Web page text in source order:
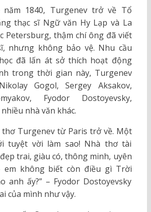
1840, Turgenev trở về Tổ
thạc sĩ Ngữ văn Hy Lạp và La
Petersburg, thậm chí ông đã viết
nhưng không bảo vệ. Nhu cầu
đã lấn át sở thích hoạt động
trong thời gian này, Turgenev
Gogol, Sergey Aksakov,
Fyodor Dostoyevsky,
nhà văn khác.
thơ Turgenev từ Paris trở về. Một
tuyệt vời làm sao! Nhà thơ tài
trai, giàu có, thông minh, uyên
em không biết còn điều gì Trời
anh ấy?” – Fyodor Dostoyevsky
của mình như vậy.